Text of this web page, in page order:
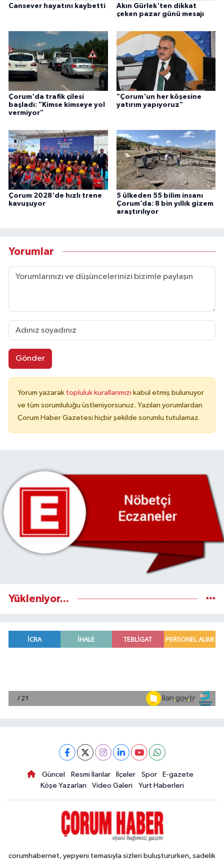
Cansever hayatını kaybetti
Akın Gürlek'ten dikkat
çeken pazar günü mesajı
Çorum'da trafik çilesi
başladı: "Kimse kimseye yol
vermiyor"
"Çorum'un her köşesine
yatırım yapıyoruz"
Çorum 2028'de hızlı trene
kavuşuyor
5 ülkeden 55 bilim insanı
Çorum’da: 8 bin yıllık gizem
araştırılıyor
Yorumlar
Gönder
Yorum yazarak topluluk kurallarımızı kabul etmiş bulunuyor
ve tüm sorumluluğu üstleniyorsunuz. Yazılan yorumlardan
Çorum Haber Gazetesi hiçbir şekilde sorumlu tutulamaz.
Yükleniyor...
Güncel Resmi İlanlar İlçeler Spor
E-gazete
Köşe Yazarları
Video Galeri Yurt Haberleri
corumhabernet, yepyeni temasıyla sizleri buluştururken, sadelik